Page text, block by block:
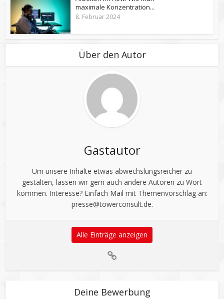
maximale Konzentration...
8. Februar 2024
Über den Autor
Gastautor
Um unsere Inhalte etwas abwechslungsreicher zu
gestalten, lassen wir gern auch andere Autoren zu Wort
kommen. Interesse? Einfach Mail mit Themenvorschlag an:
presse@towerconsult.de.
Alle Einträge anzeigen
Deine Bewerbung